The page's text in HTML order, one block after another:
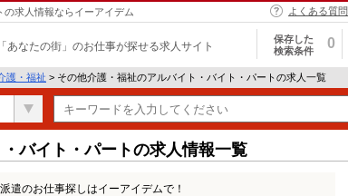
求人情報ならイーアイデム よくある質問
「あなたの街」のお仕事が探せる求人サイト
保存した
検索条件
0
護・福祉 > その他介護・福祉のアルバイト・バイト・パートの求人一覧
バイト・パートの求人情報一覧
遣のお仕事探しはイーアイデムで！